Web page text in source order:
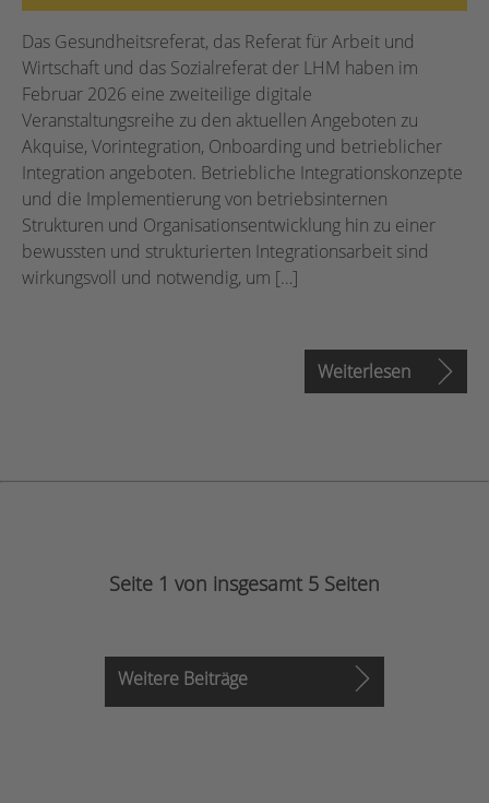
Das Gesundheitsreferat, das Referat für Arbeit und
Wirtschaft und das Sozialreferat der LHM haben im
Februar 2026 eine zweiteilige digitale
Veranstaltungsreihe zu den aktuellen Angeboten zu
Akquise, Vorintegration, Onboarding und betrieblicher
Integration angeboten. Betriebliche Integrationskonzepte
und die Implementierung von betriebsinternen
Strukturen und Organisationsentwicklung hin zu einer
bewussten und strukturierten Integrationsarbeit sind
wirkungsvoll und notwendig, um […]
Weiterlesen
Seite 1 von insgesamt 5 Seiten
Weitere Beiträge